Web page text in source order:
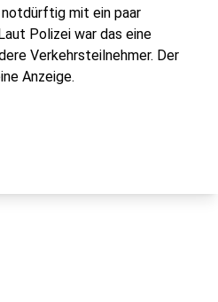
notdürftig mit ein paar
Polizei war das eine
Verkehrsteilnehmer. Der
Anzeige.